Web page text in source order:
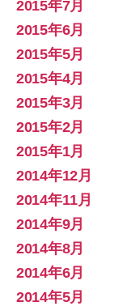
2015年7月
2015年6月
2015年5月
2015年4月
2015年3月
2015年2月
2015年1月
2014年12月
2014年11月
2014年9月
2014年8月
2014年6月
2014年5月